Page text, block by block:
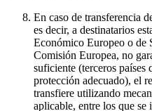
En caso de transferencia
es decir, a destinatarios
Económico Europeo o de
Comisión Europea, no
suficiente (terceros
protección adecuado), el
transfiere utilizando
aplicable, entre los que se